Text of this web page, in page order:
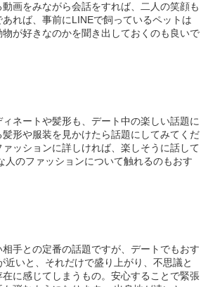
画をみながら会話をすれば、二人の笑顔も
れば、事前にLINEで飼っているペットは
が好きなのかを聞き出しておくのも良いで
ネートや髪形も、デート中の楽しい話題に
形や服装を見かけたら話題にしてみてくだ
ッションに詳しければ、楽しそうに話して
人のファッションについて触れるのもおす
相手との定番の話題ですが、デートでもおす
近いと、それだけで盛り上がり、不思議と
に感じてしまうもの。安心することで緊張